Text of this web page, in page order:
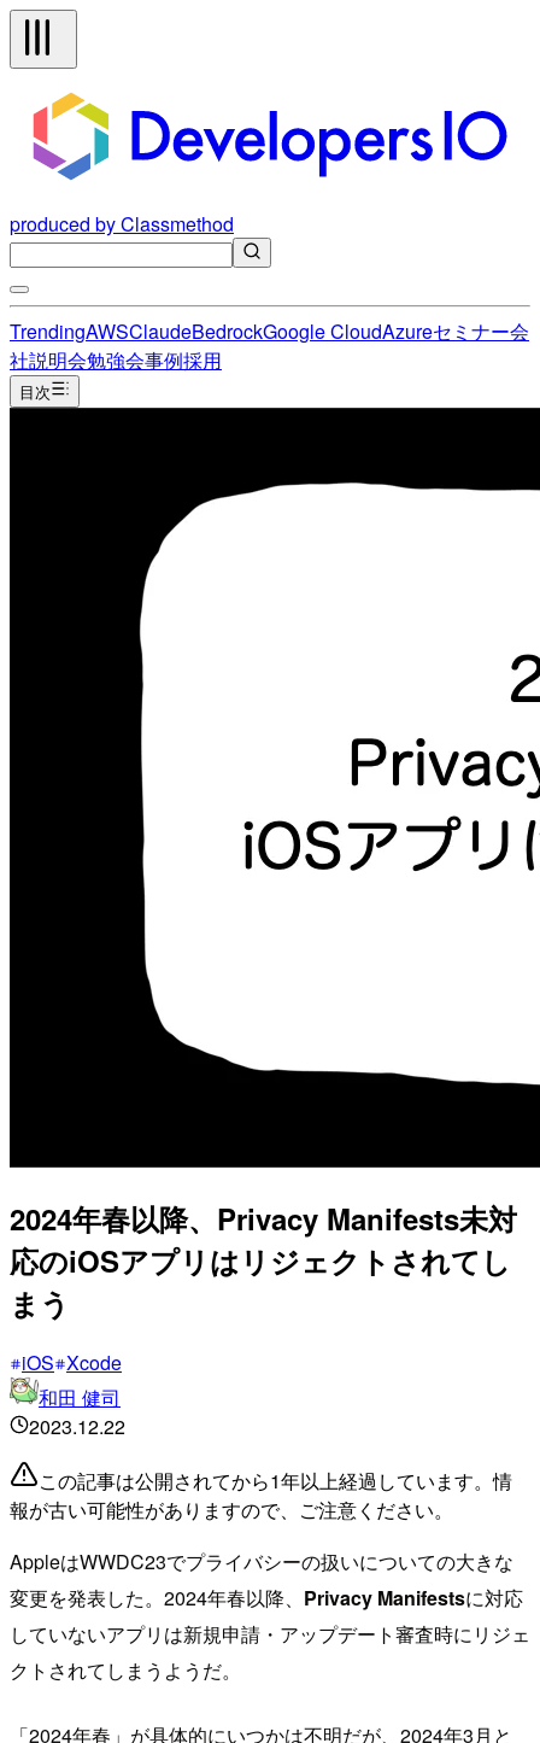
produced by Classmethod
TrendingAWSClaudeBedrockGoogle CloudAzureセミナー会
社説明会勉強会事例採用
目次
2024年春以降、Privacy Manifests未対
応のiOSアプリはリジェクトされてし
まう
iOS Xcode
和田 健司
2023.12.22
この記事は公開されてから1年以上経過しています。情
報が古い可能性がありますので、ご注意ください。
AppleはWWDC23でプライバシーの扱いについての大きな
変更を発表した。2024年春以降、 Privacy Manifestsに対応
していないアプリは新規申請・アップデート審査時にリジェ
クトされてしまうようだ。
「2024年春」が具体的にいつかは不明だが、2024年3月と